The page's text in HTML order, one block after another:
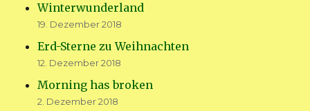
Winterwunderland
19. Dezember 2018
Erd-Sterne zu Weihnachten
12. Dezember 2018
Morning has broken
2. Dezember 2018